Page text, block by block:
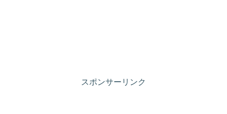
スポンサーリンク